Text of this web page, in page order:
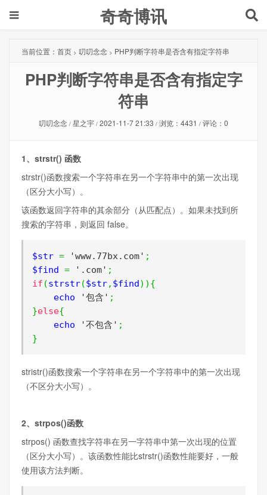
奇奇博讯
当前位置： 首页 > 叨叨念念 > PHP判断字符串是否含有指定字符串
PHP判断字符串是否含有指定字
符串
叨叨念念 / 星之宇 / 2021-11-7 21:33 / 浏览：4431 / 评论：0
1、strstr() 函数
strstr()函数搜索一个字符串在另一个字符串中的第一次出现
（区分大小写）。
该函数返回字符串的其余部分（从匹配点）。如果未找到所
搜索的字符串，则返回 false。
$str = 'www.77bx.com' ;
$find = '.com' ;
if (strstr($str, $find)){
    echo
'包含' ;
}else{
    echo
'不包含' ;
}
stristr()函数搜索一个字符串在另一个字符串中的第一次出现
（不区分大小写）。
2、strpos()函数
strpos() 函数查找字符串在另一字符串中第一次出现的位置
（区分大小写）。该函数性能比strstr()函数性能要好，一般
使用该方法判断。